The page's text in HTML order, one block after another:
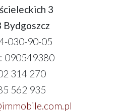
3
Bydgoszcz
030-90-05
090549380
314 270
562 935